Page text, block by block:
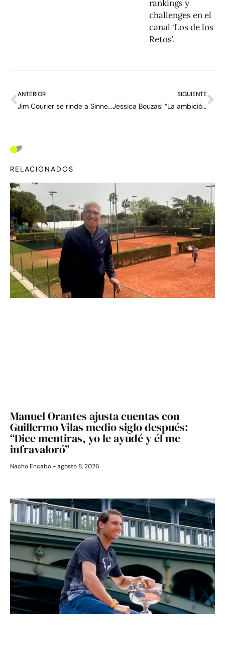
rankings y
challenges en el
canal ‘Los de los
Retos’.
ANTERIOR
Jim Courier se rinde a Sinner: “Es un asesino que camina entre las sombras, no muestra emoción y, de repente, estás muerto”
SIGUIENTE
Jessica Bouzas: “La ambición hace que no valoremos dónde estamos; aun así, la mejor sensación es dejarse todo”
RELACIONADOS
Manuel Orantes ajusta cuentas con
Guillermo Vilas medio siglo después:
“Dice mentiras, yo le ayudé y él me
infravaloró”
Nacho Encabo agosto 8, 2026